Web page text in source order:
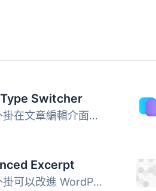
Switcher
這個外掛在文章編輯介面中新增了一個簡單的文章型別下拉選單...
Excerpt
這個外掛可以改進 WordPress 原有的摘錄文章功能。 保留摘錄...